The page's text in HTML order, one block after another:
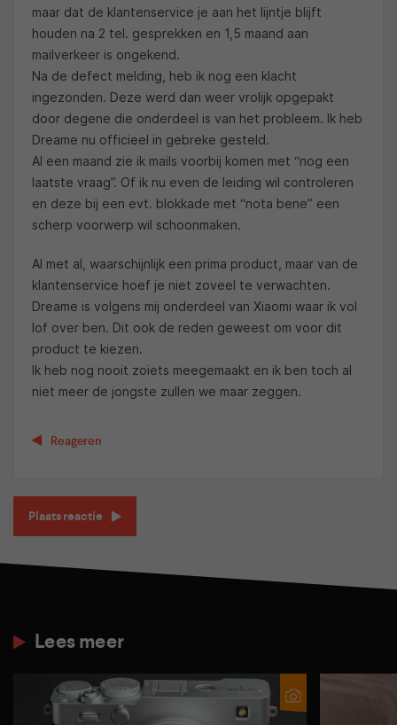
maar dat de klantenservice je aan het lijntje blijft
houden na 2 tel. gesprekken en 1,5 maand aan
mailverkeer is ongekend.
Na de defect melding, heb ik nog een klacht
ingezonden. Deze werd dan weer vrolijk opgepakt
door degene die onderdeel is van het probleem. Ik heb
Dreame nu officieel in gebreke gesteld.
Al een maand zie ik mails voorbij komen met “nog een
laatste vraag”. Of ik nu even de leiding wil controleren
en deze bij een evt. blokkade met “nota bene” een
scherp voorwerp wil schoonmaken.
Al met al, waarschijnlijk een prima product, maar van de
klantenservice hoef je niet zoveel te verwachten.
Dreame is volgens mij onderdeel van Xiaomi waar ik vol
lof over ben. Dit ook de reden geweest om voor dit
product te kiezen.
Ik heb nog nooit zoiets meegemaakt en ik ben toch al
niet meer de jongste zullen we maar zeggen.
Reageren
Plaats reactie
Lees meer